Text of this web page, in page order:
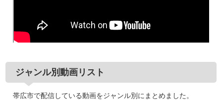
ジャンル別動画リスト
帯広市で配信している動画をジャンル別にまとめました。